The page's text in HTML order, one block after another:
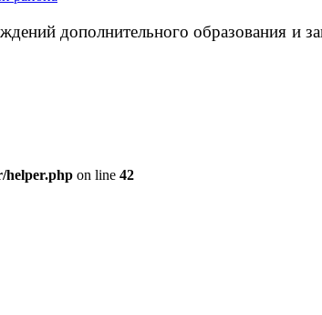
дополнительного образования и
helper.php on line 42